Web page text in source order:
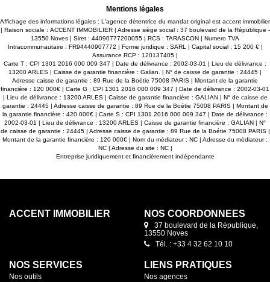
Rangements : Buanderie, un dressing, un petit bureau, une
cave éclairée avec un puits, et une annexe pouvant être
aménagée selon vos besoins. Extérieurs : Grande terrasse
exposée plein sud, idéale pour profiter des belles journées
provençales, et un garage pour le stationnement sécurisé.
Un ensemble indépendant dédié aux gîtes et chambres
d'hôtes, avec piscine à débordement, offrent une excellente
rentabilité grâce à une activité locative saisonnière très
prisée. Système de Chauffage par Pompe à chaleur pour un
confort thermique optimal. Le mas et les gites sont raccordés
à une fosse septique. Eau par forage. Portail d'accès
automatique pour plus de sécurité et de praticité. Les atouts
de la Propriété : Terrain et Environnement , sur un terrain
total de 7500m², cette propriété est idéale pour les amoureux
de la nature, Idéal si vous avez des chevaux par exemple.
Belle situation à proximité immédiate des Alpilles, dans un
cadre naturel et préservé, tout en restant proche des
commodités. Ce mas provençal est une opportunité rare,
alliant charme, prestations de qualité, et potentiel de
Mentions légales
Affichage des informations légales : L'agence détentrice du mandat original est accent immobilier
| Raison sociale : ACCENT IMMOBILIER | Adresse siège social : 37 boulevard de la République -
13550 Noves | Siret : 44090777200055 | RCS : TARASCON | Numero TVA
Intracommunautaire : FR94440907772 | Forme juridique : SARL | Capital social : 15 200 € |
Assurance RCP : 120137405 |
Carte T : CPI 1301 2016 000 009 347 | Date de délivrance : 2002-03-01 | Lieu de délivrance :
13200 ARLES | Caisse de garantie financière : Galian. | N° de caisse de garantie : 24445 |
Adresse caisse de garantie : 89 Rue de la Boétie 75008 PARIS | Montant de la garantie
financière : 120 000€ | Carte G : CPI 1301 2016 000 009 347 | Date de délivrance : 2002-03-01
| Lieu de délivrance : 13200 ARLES | Caisse de garantie financière : GALIAN | N° de caisse de
garantie : 24445 | Adresse caisse de garantie : 89 Rue de la Boétie 75008 PARIS | Montant de
la garantie financière : 420 000€ | Carte S : CPI 1301 2016 000 009 347 | Date de délivrance :
2002-03-01 | Lieu de délivrance : 13200 ARLES | Caisse de garantie financière : GALIAN | N°
de caisse de garantie : 24445 | Adresse caisse de garantie : 89 Rue de la Boétie 75008 PARIS |
Montant de la garantie financière : 120 000€ | Nom du médiateur : NC | Adresse du médiateur :
NC | Adresse du site : NC |
Entreprise juridiquement et financièrement indépendante
ACCENT IMMOBILIER NOS COORDONNÉES
37 boulevard de la République,
13550 Noves
Tél. : +33 4 32 62 10 10
NOS SERVICES
Nos outils
LIENS PRATIQUES
Nos agences